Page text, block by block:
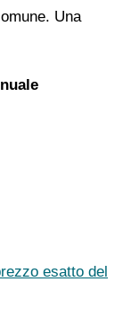
Una
esatto del